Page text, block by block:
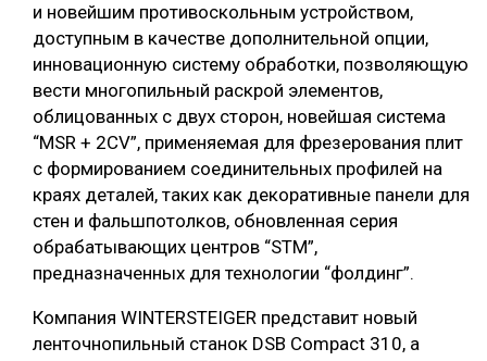
КОМПЛЕКСНАЯ ПЕРЕРАБОТКА
ДЕРЕВЯННОЕ ДОМОСТРОЕНИЕ
БЕЗОПАСНОЕ ПРОИЗВОДСТВО
СОРТИРОВКА ДРЕВЕСИНЫ
СУШКА ДРЕВЕСИНЫ
МЕБЕЛЬНОЕ ПРОИЗВОДСТВО
и новейшим противоскольным устройством,
доступным в качестве дополнительной опции,
инновационную систему обработки, позволяющую
вести многопильный раскрой элементов,
облицованных с двух сторон, новейшая система
“MSR + 2CV”, применяемая для фрезерования плит
с формированием соединительных профилей на
краях деталей, таких как декоративные панели для
стен и фальшпотолков, обновленная серия
обрабатывающих центров “STM”,
предназначенных для технологии “фолдинг”.
Компания WINTERSTEIGER представит новый
ленточнопильный станок DSB Compact 310, а